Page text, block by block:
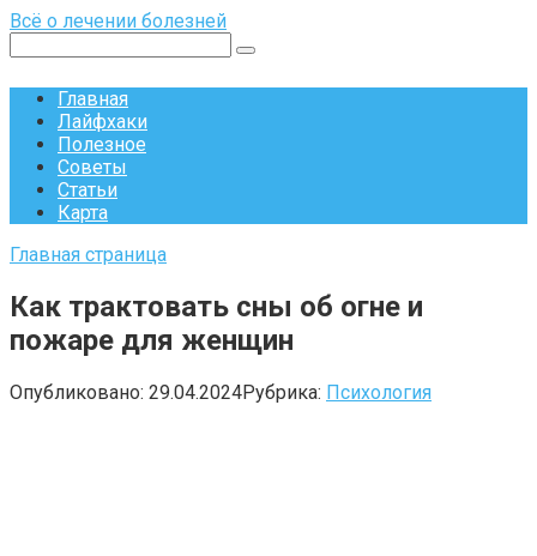
Перейти
контенту
Всё о лечении болезней
Главная
Лайфхаки
Полезное
Советы
Статьи
Карта
Главная страница
Как трактовать сны об огне и
пожаре для женщин
Опубликовано: 29.04.2024Рубрика: Психология